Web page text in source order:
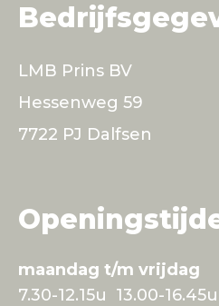
LMB Prins BV
Hessenweg 59
7722 PJ Dalfsen
maandag t/m vrijdag
7.30-12.15u 13.00-16.45u